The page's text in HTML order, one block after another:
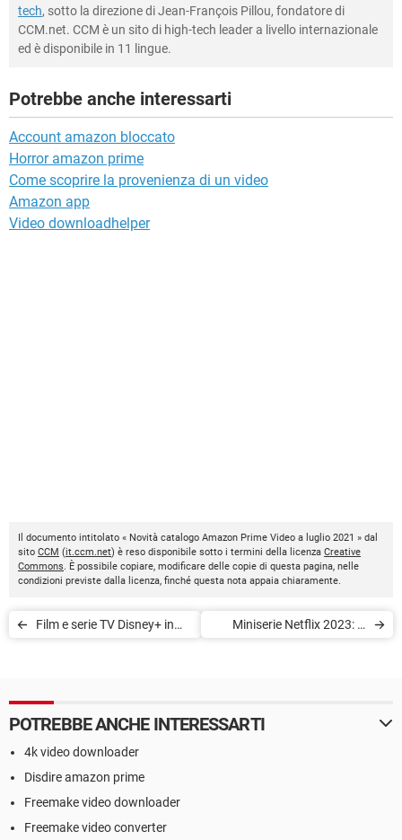
tech, sotto la direzione di Jean-François Pillou, fondatore di
CCM.net. CCM è un sito di high-tech leader a livello internazionale
ed è disponibile in 11 lingue.
Potrebbe anche interessarti
Account amazon bloccato
Horror amazon prime
Come scoprire la provenienza di un video
Amazon app
Video downloadhelper
Il documento intitolato « Novità catalogo Amazon Prime Video a luglio 2021 » dal
sito CCM (it.ccm.net) è reso disponibile sotto i termini della licenza Creative
Commons. È possibile copiare, modificare delle copie di questa pagina, nelle
condizioni previste dalla licenza, finché questa nota appaia chiaramente.
Film e serie TV Disney+ in
Miniserie Netflix 2023: le
POTREBBE ANCHE INTERESSARTI
4k video downloader
Disdire amazon prime
Freemake video downloader
Freemake video converter